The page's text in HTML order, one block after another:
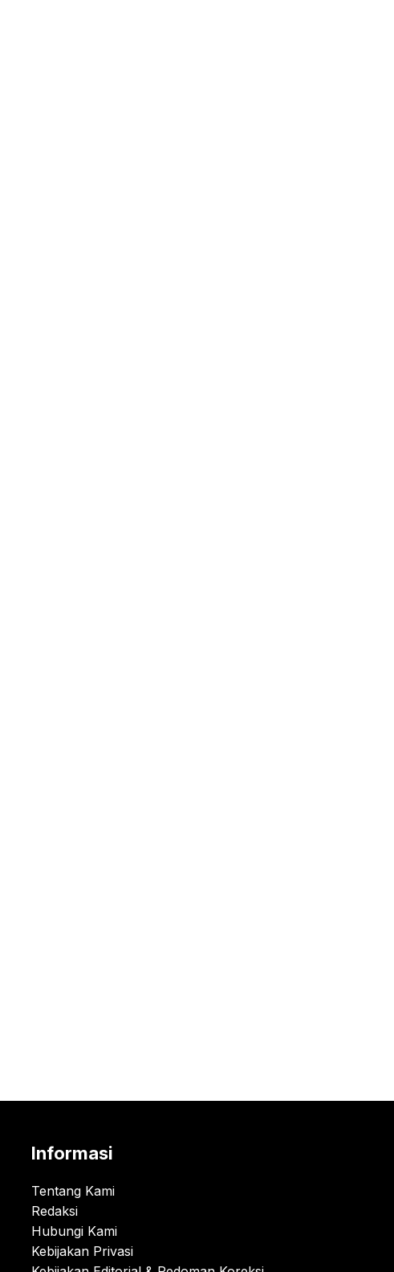
Informasi
Tentang Kami
Redaksi
Hubungi Kami
Kebijakan Privasi